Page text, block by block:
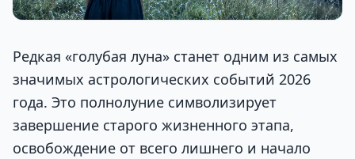
Редкая «голубая луна» станет одним из самых
значимых астрологических событий 2026
года. Это полнолуние символизирует
завершение старого жизненного этапа,
освобождение от всего лишнего и начало